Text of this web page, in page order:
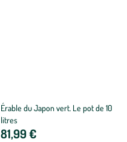
Érable du Japon vert. Le pot de 10
litres
81,99 €